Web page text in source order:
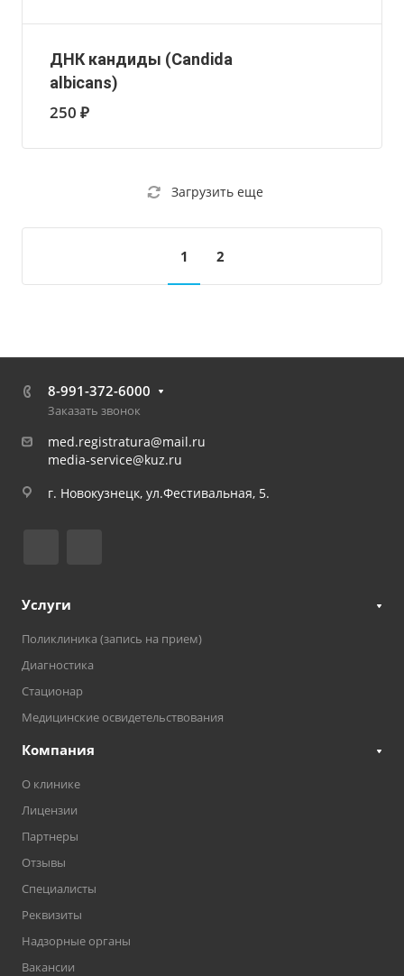
ДНК кандиды (Candida
albicans)
250 ₽
Загрузить еще
1 2
8-991-372-6000
Заказать звонок
med.registratura@mail.ru
media-service@kuz.ru
г. Новокузнецк, ул.Фестивальная, 5.
Услуги
Поликлиника (запись на прием)
Диагностика
Стационар
Медицинские освидетельствования
Компания
О клинике
Лицензии
Партнеры
Отзывы
Специалисты
Реквизиты
Надзорные органы
Вакансии